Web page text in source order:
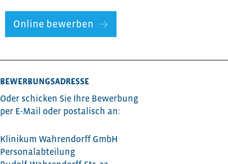
Online bewerben
BEWERBUNGSADRESSE
Oder schicken Sie Ihre Bewerbung
per E-Mail oder postalisch an:
Klinikum Wahrendorff GmbH
Personalabteilung